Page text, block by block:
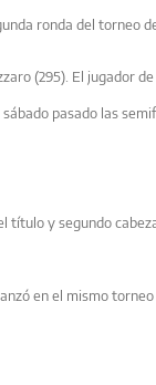
ronda del torneo
(295). El jugador de
pasado las
título y segundo
en el mismo